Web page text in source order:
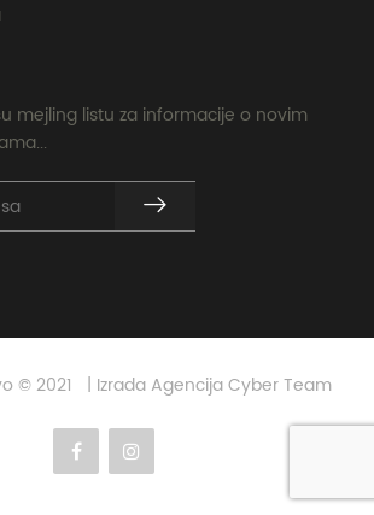
mejling listu za informacije o novim
© 2021 | Izrada Agencija Cyber Team